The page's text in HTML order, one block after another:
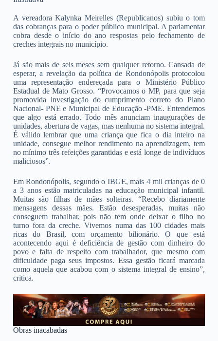
A vereadora Kalynka Meirelles (Republicanos) subiu o tom
das cobranças para o poder público municipal. A parlamentar
cobra desde o início do ano respostas pelo fechamento de
creches integrais no município.
Já são mais de seis meses sem qualquer retorno. Cansada de
esperar, a revelação da política de Rondonópolis protocolou
uma representação endereçada para o Ministério Público
Estadual de Mato Grosso. “Provocamos o MP, para que seja
promovida investigação do cumprimento correto do Plano
Nacional- PNE e Municipal de Educação -PME. Entendemos
que algo está errado. Todo mês anunciam inaugurações de
unidades, abertura de vagas, mas nenhuma no sistema integral.
É válido lembrar que uma criança que fica o dia inteiro na
unidade, consegue melhor rendimento na aprendizagem, tem
no mínimo três refeições garantidas e está longe de indivíduos
maliciosos”.
Em Rondonópolis, segundo o IBGE, mais 4 mil crianças de 0
a 3 anos estão matriculadas na educação municipal infantil.
Muitas são filhas de mães solteiras. “Recebo diariamente
mensagens dessas mães. Estão desesperadas, muitas não
conseguem trabalhar, pois não tem onde deixar o filho no
turno fora da creche. Vivemos numa das 100 cidades mais
ricas do Brasil, com orçamento bilionário. O que está
acontecendo aqui é deficiência de gestão com dinheiro do
povo e falta de respeito com trabalhador, que mesmo com
dificuldade paga seus impostos. Essa gestão ficará marcada
como aquela que acabou com o sistema integral de ensino”,
critica.
Obras inacabadas